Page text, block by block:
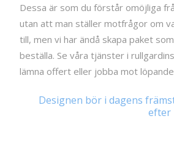
Dessa är som du förstår omöjliga
utan att man ställer motfrågor om
till, men vi har ändå skapa paket
beställa. Se våra tjänster i
lämna offert eller jobba mot
Designen bör i dagens
efter